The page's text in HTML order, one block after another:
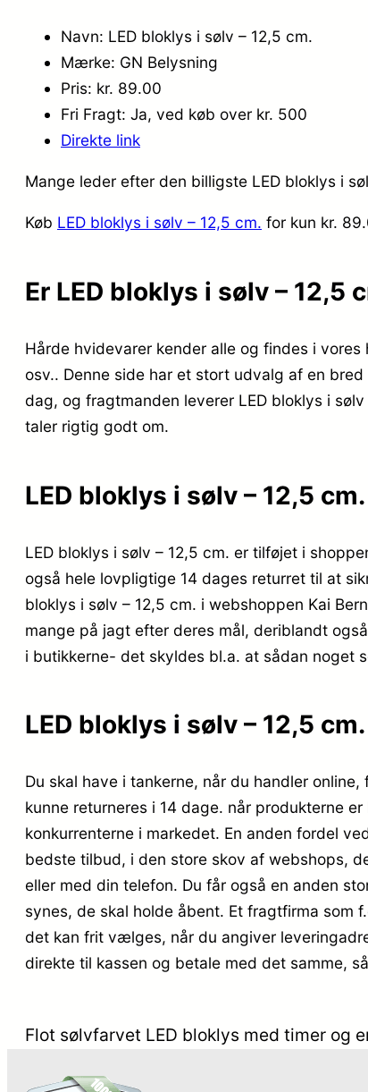
Navn: LED bloklys i sølv – 12,5 cm.
Mærke: GN Belysning
Pris: kr. 89.00
Fri Fragt: Ja, ved køb over kr. 500
Direkte link
Mange leder efter den billigste LED bloklys i
Køb LED bloklys i sølv – 12,5 cm. for kun kr.
Er LED bloklys i sølv – 12,5
Hårde hvidevarer kender alle og findes i
osv.. Denne side har et stort udvalg af en
dag, og fragtmanden leverer LED bloklys i
taler rigtig godt om.
LED bloklys i sølv – 12,5 cm.
LED bloklys i sølv – 12,5 cm. er tilføjet i
også hele lovpligtige 14 dages returret til at
bloklys i sølv – 12,5 cm. i webshoppen Kai
mange på jagt efter deres mål, deriblandt
i butikkerne- det skyldes bl.a. at sådan noget
LED bloklys i sølv – 12,5
Du skal have i tankerne, når du handler
kunne returneres i 14 dage. når produkterne
konkurrenterne i markedet. En anden fordel
bedste tilbud, i den store skov af webshops,
eller med din telefon. Du får også en anden
synes, de skal holde åbent. Et fragtfirma som
det kan frit vælges, når du angiver
direkte til kassen og betale med det samme,
Flot sølvfarvet LED bloklys med timer og